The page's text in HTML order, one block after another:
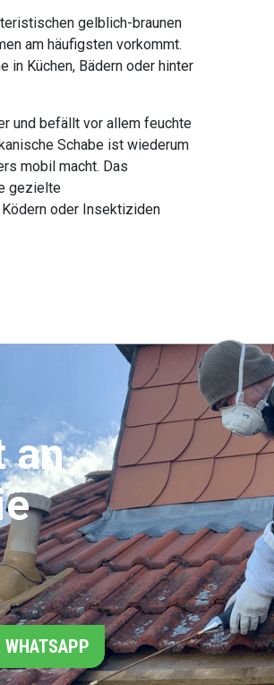
gelblich-braunen
am häufigsten vorkommt.
in Küchen, Bädern oder hinter
und befällt vor allem feuchte
Schabe ist wiederum
mobil macht. Das
gezielte
oder Insektiziden
an
WHATSAPP